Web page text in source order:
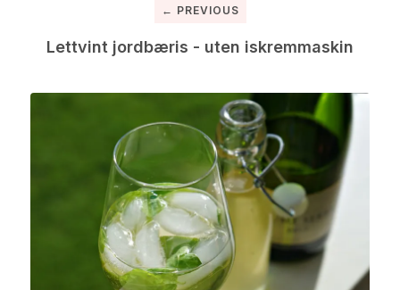
← PREVIOUS
Lettvint jordbæris - uten iskremmaskin